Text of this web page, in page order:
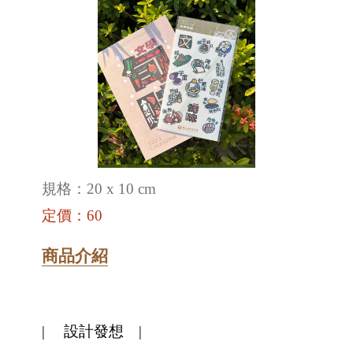
規格：20 x 10 cm
定價：60
商品介紹
| 設計發想 |